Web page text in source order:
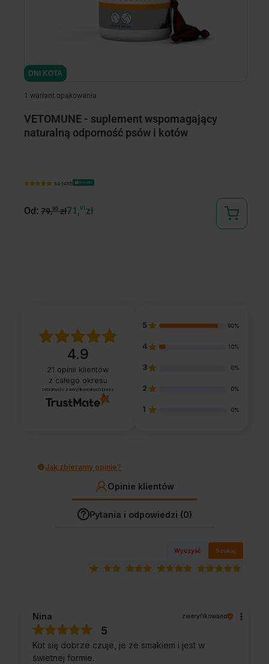
DNI KOTA
DNI KOTA
1 wariant opakowania
VETOMUNE - suplement wspomagający
naturalną odporność psów i kotów
5.0 (477) Bestseller
Od: 79,90zł71,91 zł
4.9
21 opinii klientów
z całego okresu
zebranych i zweryfikowanych przez
5 90%
4 10%
3 0%
2 0%
1 0%
Jak zbieramy opinie?
Opinie klientów
Pytania i odpowiedzi (0)
Wyczyść Szukaj
Nina zweryfikowano
5
Kot się dobrze czuje, je ze smakiem i jest w
świetnej formie.